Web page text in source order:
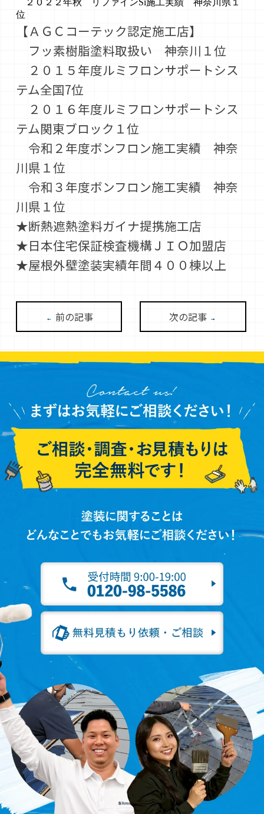
位
【ＡＧＣコーテック認定施工店】
フッ素樹脂塗料取扱い 神奈川１位
２０１５年度ルミフロンサポートシス
テム全国7位
２０１６年度ルミフロンサポートシス
テム関東ブロック１位
令和２年度ボンフロン施工実績 神奈
川県１位
令和３年度ボンフロン施工実績 神奈
川県１位
★断熱遮熱塗料ガイナ提携施工店
★日本住宅保証検査機構ＪＩＯ加盟店
★屋根外壁塗装実績年間４００棟以上
← 前の記事 次の記事 →